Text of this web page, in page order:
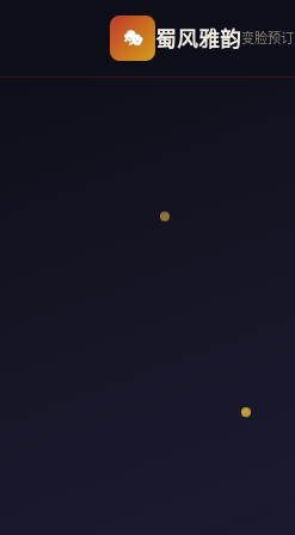
🎭 蜀风雅韵变脸预订